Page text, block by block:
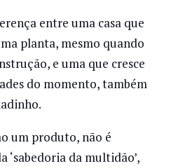
entre uma casa que
planta, mesmo quando
e uma que cresce
do momento, também
um produto, não é
da multidão’,